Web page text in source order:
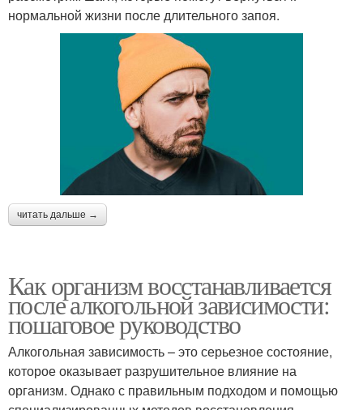
нормальной жизни после длительного запоя.
читать дальше →
Как организм восстанавливается
после алкогольной зависимости:
пошаговое руководство
Алкогольная зависимость – это серьезное состояние,
которое оказывает разрушительное влияние на
организм. Однако с правильным подходом и помощью